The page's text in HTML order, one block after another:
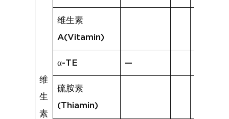
维
生
素
维生素
A(Vitamin)
α-TE —
硫胺素
(Thiamin)